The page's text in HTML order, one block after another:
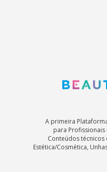
A primeira
para Profissionais
Conteúdos
Estética/Cosmética,